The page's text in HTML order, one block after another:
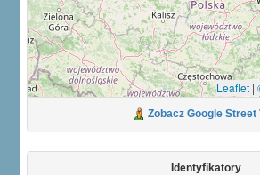
Leaflet |
Zobacz Google Street
Identyfikatory